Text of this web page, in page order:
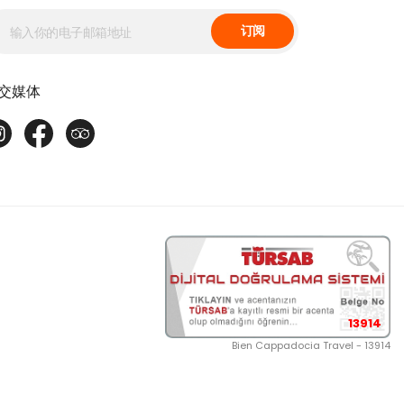
订阅
媒体
13914
Bien Cappadocia Travel - 13914